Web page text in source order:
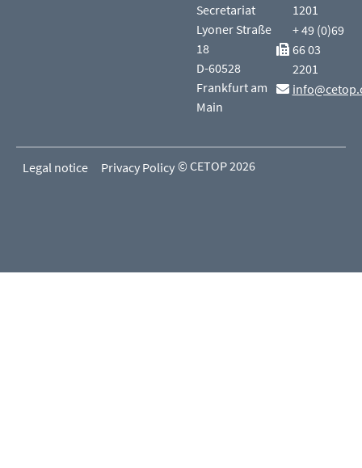
Secretariat
Lyoner Straße
18
D-60528
Frankfurt am
Main
1201
+ 49 (0)69
66 03
2201
Legal notice Privacy Policy © CETOP 2026